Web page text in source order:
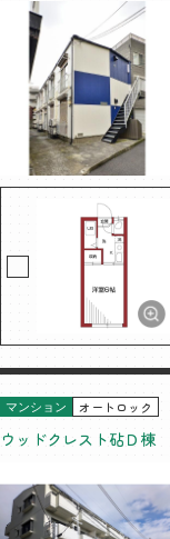
マンション オートロック
ウッドクレスト砧Ｄ棟